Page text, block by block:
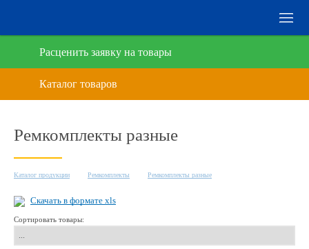
Расценить заявку на товары
Ремкомплекты разные
Каталог продукции Ремкомплекты Ремкомплекты разные
Скачать в формате xls
Сортировать товары: